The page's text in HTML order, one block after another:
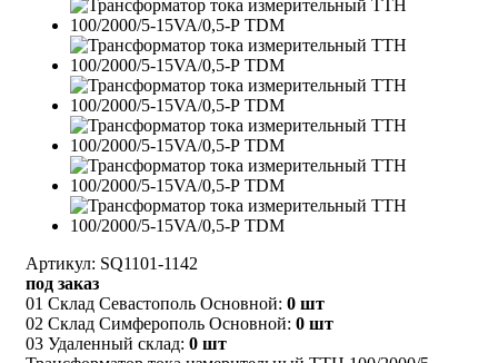
Артикул: SQ1101-1142
под заказ
01 Склад Севастополь Основной: 0 шт
02 Склад Симферополь Основной: 0 шт
03 Удаленный склад: 0 шт